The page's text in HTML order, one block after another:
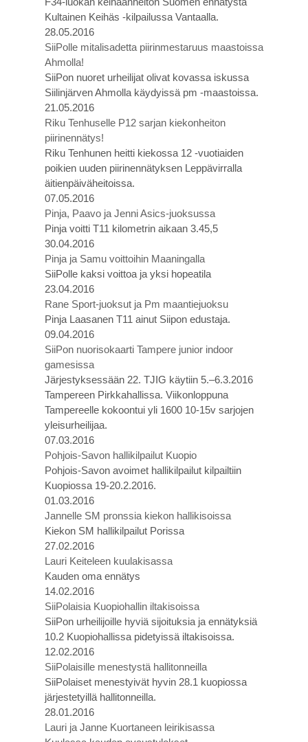
Kultainen Keihäs -kilpailussa Vantaalla.
28.05.2016
SiiPolle mitalisadetta piirinmestaruus maastoissa
Ahmolla!
SiiPon nuoret urheilijat olivat kovassa iskussa
Siilinjärven Ahmolla käydyissä pm -maastoissa.
21.05.2016
Riku Tenhuselle P12 sarjan kiekonheiton
piirinennätys!
Riku Tenhunen heitti kiekossa 12 -vuotiaiden
poikien uuden piirinennätyksen Leppävirralla
äitienpäiväheitoissa.
07.05.2016
Pinja, Paavo ja Jenni Asics-juoksussa
Pinja voitti T11 kilometrin aikaan 3.45,5
30.04.2016
Pinja ja Samu voittoihin Maaningalla
SiiPolle kaksi voittoa ja yksi hopeatila
23.04.2016
Rane Sport-juoksut ja Pm maantiejuoksu
Pinja Laasanen T11 ainut Siipon edustaja.
09.04.2016
SiiPon nuorisokaarti Tampere junior indoor
gamesissa
Järjestyksessään 22. TJIG käytiin 5.–6.3.2016
Tampereen Pirkkahallissa. Viikonloppuna
Tampereelle kokoontui yli 1600 10-15v sarjojen
yleisurheilijaa.
07.03.2016
Pohjois-Savon hallikilpailut Kuopio
Pohjois-Savon avoimet hallikilpailut kilpailtiin
Kuopiossa 19-20.2.2016.
01.03.2016
Jannelle SM pronssia kiekon hallikisoissa
Kiekon SM hallikilpailut Porissa
27.02.2016
Lauri Keiteleen kuulakisassa
Kauden oma ennätys
14.02.2016
SiiPolaisia Kuopiohallin iltakisoissa
SiiPon urheilijoille hyviä sijoituksia ja ennätyksiä
10.2 Kuopiohallissa pidetyissä iltakisoissa.
12.02.2016
SiiPolaisille menestystä hallitonneilla
SiiPolaiset menestyivät hyvin 28.1 kuopiossa
järjestetyillä hallitonneilla.
28.01.2016
Lauri ja Janne Kuortaneen leirikisassa